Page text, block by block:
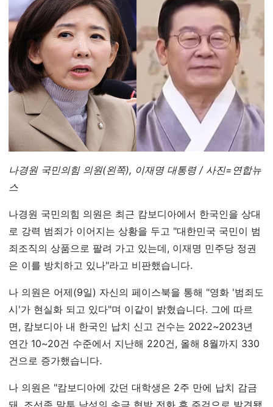
나경원 국민의힘 의원(왼쪽), 이재명 대통령 / 사진=연합뉴
스
나경원 국민의힘 의원은 최근 캄보디아에서 한국인을 상대
로 강력 범죄가 이어지는 상황을 두고 "대한민국 국민이 범
죄조직의 상품으로 팔려 가고 있는데, 이재명 민주당 정권
은 이를 방치하고 있나"라고 비판했습니다.
나 의원은 어제(9일) 자신의 페이스북을 통해 "영화 '범죄도
시'가 현실화 되고 있다"며 이같이 밝혔습니다. 그에 따르
면, 캄보디아 내 한국인 납치 신고 건수는 2022~2023년
연간 10~20건 수준에서 지난해 220건, 올해 8월까지 330
건으로 증가했습니다.
나 의원은 "캄보디아에 갔던 대학생은 2주 만에 납치 감금